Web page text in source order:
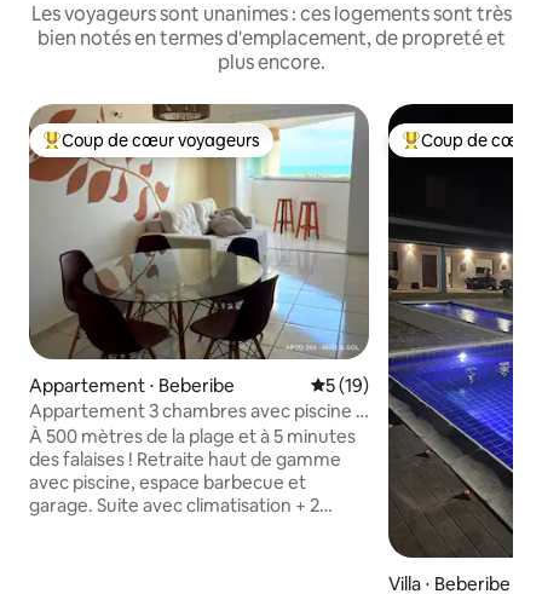
Les voyageurs sont unanimes : ces logements sont très
bien notés en termes d'emplacement, de propreté et
plus encore.
Coups de cœur voyageurs les plus appréciés
Coup de cœur voyageurs
Appartement ⋅ Beberibe Évaluation moyenne sur la
5 (19)
Appartement 3 chambres avec piscine |
Morro Branco | Paiement en 6 fois
À 500 mètres de la plage et à 5 minutes
des falaises ! Retraite haut de gamme
avec piscine, espace barbecue et
garage. Suite avec climatisation + 2
Coups de cœur
Coup de cœur
Villa ⋅ Beberibe